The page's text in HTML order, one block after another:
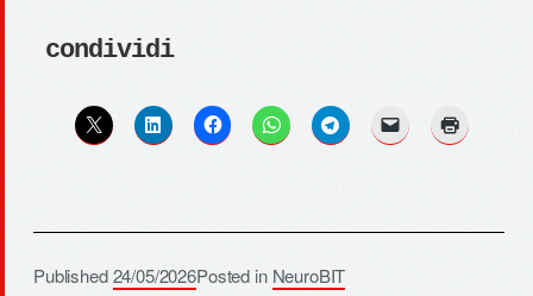
condividi
Published24/05/2026Posted in NeuroBIT